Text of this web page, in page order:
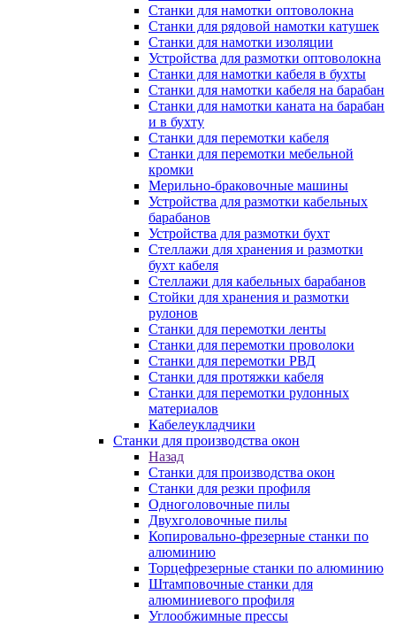
Станки для намотки оптоволокна
Станки для рядовой намотки катушек
Станки для намотки изоляции
Устройства для размотки оптоволокна
Станки для намотки кабеля в бухты
Станки для намотки кабеля на барабан
Станки для намотки каната на барабан
и в бухту
Станки для перемотки кабеля
Станки для перемотки мебельной
кромки
Мерильно-браковочные машины
Устройства для размотки кабельных
барабанов
Устройства для размотки бухт
Стеллажи для хранения и размотки
бухт кабеля
Стеллажи для кабельных барабанов
Стойки для хранения и размотки
рулонов
Станки для перемотки ленты
Станки для перемотки проволоки
Станки для перемотки РВД
Станки для протяжки кабеля
Станки для перемотки рулонных
материалов
Кабелеукладчики
Станки для производства окон
Назад
Станки для производства окон
Станки для резки профиля
Одноголовочные пилы
Двухголовочные пилы
Копировально-фрезерные станки по
алюминию
Торцефрезерные станки по алюминию
Штамповочные станки для
алюминиевого профиля
Углообжимные прессы